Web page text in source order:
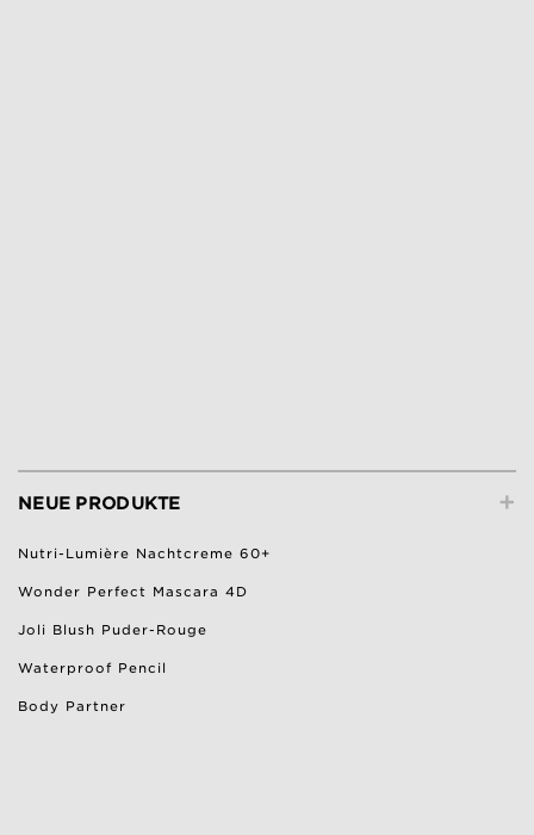
+
NEUE PRODUKTE
Nutri-Lumière Nachtcreme 60+
Wonder Perfect Mascara 4D
Joli Blush Puder-Rouge
Waterproof Pencil
Body Partner